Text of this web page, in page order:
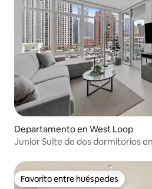
Departamento en West Loop
Junior Suite de dos dormitorios
Favorito entre huéspedes
Favorito entre huéspedes